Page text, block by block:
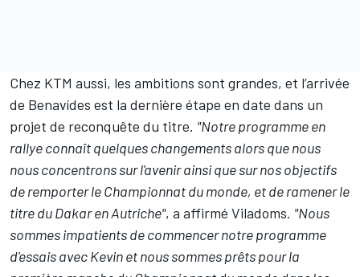
Chez KTM aussi, les ambitions sont grandes, et l’arrivée
de Benavídes est la dernière étape en date dans un
projet de reconquête du titre. "Notre programme en
rallye connaît quelques changements alors que nous
nous concentrons sur l'avenir ainsi que sur nos objectifs
de remporter le Championnat du monde, et de ramener le
titre du Dakar en Autriche", a affirmé Viladoms. "Nous
sommes impatients de commencer notre programme
d'essais avec Kevin et nous sommes prêts pour la